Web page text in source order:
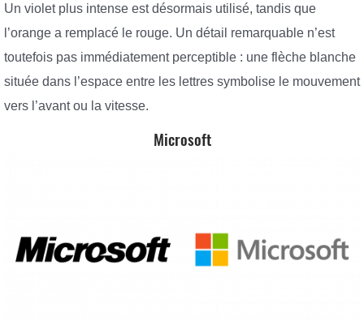
Un violet plus intense est désormais utilisé, tandis que
l’orange a remplacé le rouge. Un détail remarquable n’est
toutefois pas immédiatement perceptible : une flèche blanche
située dans l’espace entre les lettres symbolise le mouvement
vers l’avant ou la vitesse.
Microsoft